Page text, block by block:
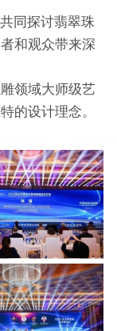
同探讨翡翠珠
和观众带来深
领域大师级艺
的设计理念。